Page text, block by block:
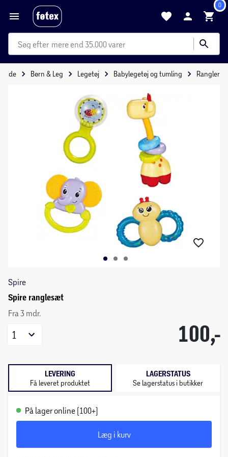
0
mere end 35.000 varer
Børn & Leg Legetøj Babylegetøj og tumling Rangler
Spire
Spire ranglesæt
Fra 3 mdr.
100,-
1
LEVERING
Få leveret produktet
LAGERSTATUS
Se lagerstatus i butikker
På lager online (100+)
Læg i kurv